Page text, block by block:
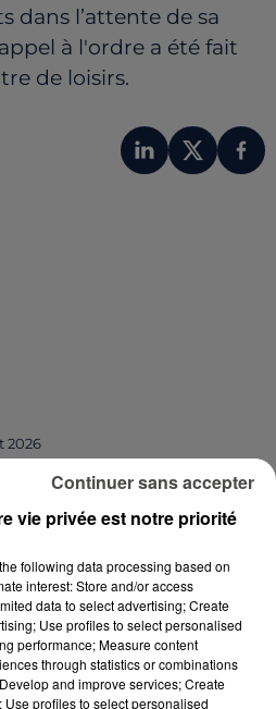
dans l’attente de sa
à l'ordre a été fait
de loisirs.
2026
SOCIAUX : LES MOINS
ANS BIENTÔT
2026
JUBILLAR : VERS LA FIN
QUI DURE DEPUIS
2026
MARÉES DE L'ÉTÉ :
vie privée est notre priorité
following data processing based on
interest: Store and/or access
data to select advertising; Create
Use profiles to select personalised
performance; Measure content
through statistics or combinations
and improve services; Create
profiles to select personalised
Continuer sans accepter